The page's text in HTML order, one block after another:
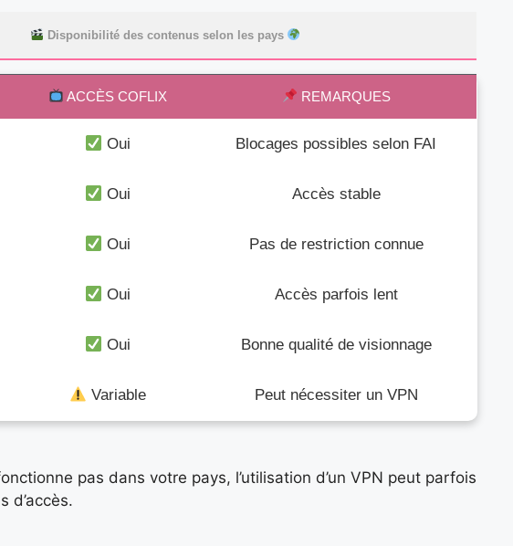
Disponibilité des contenus selon les pays
ACCÈS COFLIX REMARQUES
Oui Blocages possibles selon FAI
Oui Accès stable
Oui Pas de restriction connue
Oui Accès parfois lent
Oui Bonne qualité de visionnage
Variable Peut nécessiter un VPN
pas dans votre pays, l’utilisation d’un VPN peut parfois
d’accès.